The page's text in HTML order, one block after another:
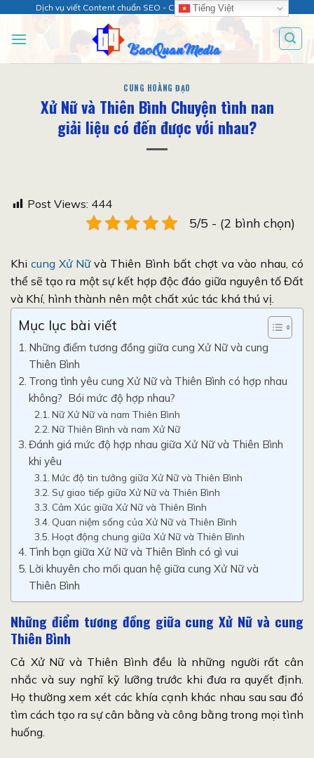
Chuyển
nội
dung
Dịch vụ viết Content chuẩn SEO - Chăm sóc web chuyên sâu!
CUNG HOÀNG ĐẠO
Xử Nữ và Thiên Bình Chuyện tình nan
giải liệu có đến được với nhau?
Post Views: 444
5/5 - (2 bình chọn)
Khicung Xử Nữvà Thiên Bình bất chợt va vào nhau, có
thể sẽ tạo ra một sự kết hợp độc đáo giữa nguyên tố Đất
và Khí, hình thành nên một chất xúc tác khá thú vị.
Mục lục bài viết
Những điểm tương đồng giữa cung Xử Nữ và cung
Thiên Bình
Trong tình yêu cung Xử Nữ và Thiên Bình có hợp nhau
không? Bói mức độ hợp nhau?
Nữ Xử Nữ và nam Thiên Bình
Nữ Thiên Bình và nam Xử Nữ
Đánh giá mức độ hợp nhau giữa Xử Nữ và Thiên Bình
khi yêu
Mức độ tin tưởng giữa Xử Nữ và Thiên Bình
Sự giao tiếp giữa Xử Nữ và Thiên Bình
Cảm Xúc giữa Xử Nữ và Thiên Bình
Quan niệm sống của Xử Nữ và Thiên Bình
Hoạt động chung giữa Xử Nữ và Thiên Bình
Tình bạn giữa Xử Nữ và Thiên Bình có gì vui
Lời khuyên cho mối quan hệ giữa cung Xử Nữ và
Thiên Bình
Những điểm tương đồng giữa cung Xử Nữ và cung
Thiên Bình
Cả Xử Nữ và Thiên Bình đều là những người rất cân
nhắc và suy nghĩ kỹ lưỡng trước khi đưa ra quyết định.
Họ thường xem xét các khía cạnh khác nhau sau sau đó
tìm cách tạo ra sự cân bằng và công bằng trong mọi tình
huống.
Tiếng Việt